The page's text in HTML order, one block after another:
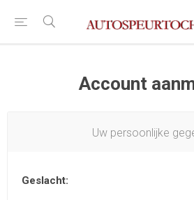
Account
Uw persoonlijke
Geslacht: